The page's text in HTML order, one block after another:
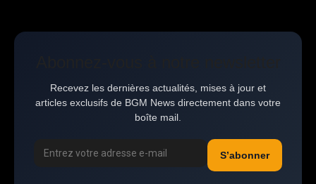
Recevez les dernières actualités, mises à jour et
articles exclusifs de BGM News directement dans votre
boîte mail.
S’abonner